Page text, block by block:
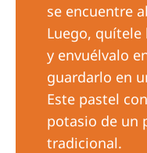
se encuentre
Luego, quítele
y envuélvalo
guardarlo en
Este pastel
potasio de un
tradicional.